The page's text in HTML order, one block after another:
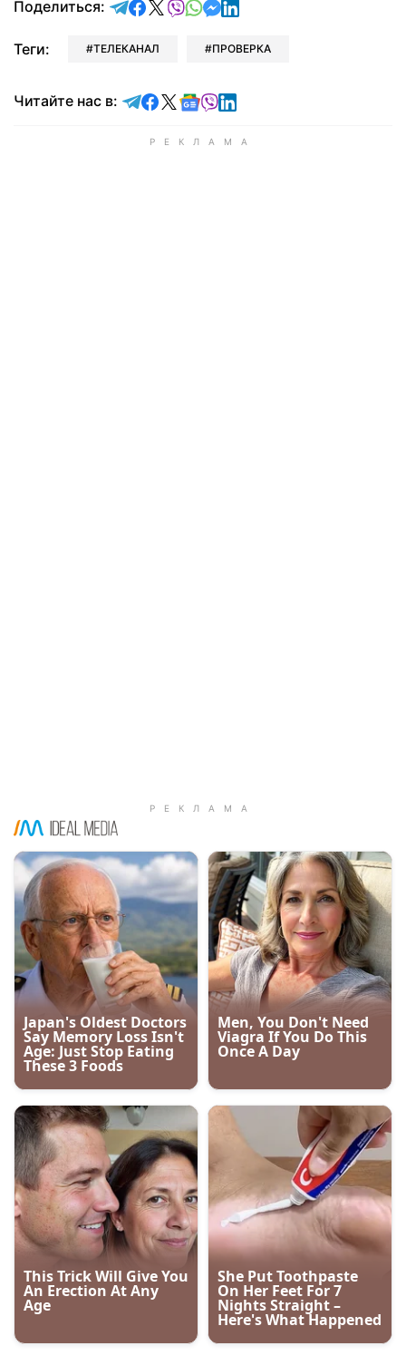
Поделиться: отправить в Telegram
поделиться в Facebook
поделиться в X
отправить в Viber
отправить в Whatsapp
отправить в Messenger
Теги: ТЕЛЕКАНАЛ ПРОВЕРКА
Читайте нас в: Читайте в Telegram
Читайте в Facebook
Читайте в X
Читайте в Google news
Читайте в Viber
Читайте в LinkedIn